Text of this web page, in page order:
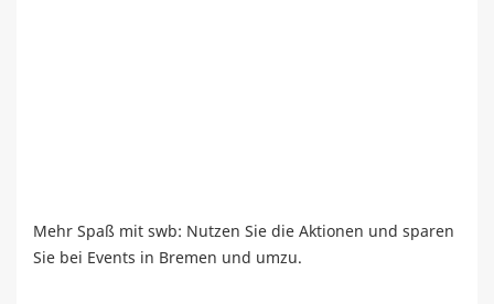
Mehr Spaß mit swb: Nutzen Sie die Aktionen und sparen
Sie bei Events in Bremen und umzu.